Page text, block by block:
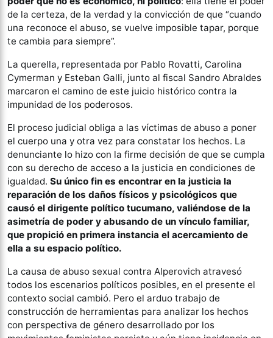
de la certeza, de la verdad y la convicción de que “cuando
una reconoce el abuso, se vuelve imposible tapar, porque
te cambia para siempre”.
La querella, representada por Pablo Rovatti, Carolina
Cymerman y Esteban Galli, junto al fiscal Sandro Abraldes
marcaron el camino de este juicio histórico contra la
impunidad de los poderosos.
El proceso judicial obliga a las víctimas de abuso a poner
el cuerpo una y otra vez para constatar los hechos. La
denunciante lo hizo con la firme decisión de que se cumpla
con su derecho de acceso a la justicia en condiciones de
igualdad. Su único fin es encontrar en la justicia la
reparación de los daños físicos y psicológicos que
causó el dirigente político tucumano, valiéndose de la
asimetría de poder y abusando de un vínculo familiar,
que propició en primera instancia el acercamiento de
ella a su espacio político.
La causa de abuso sexual contra Alperovich atravesó
todos los escenarios políticos posibles, en el presente el
contexto social cambió. Pero el arduo trabajo de
construcción de herramientas para analizar los hechos
con perspectiva de género desarrollado por los